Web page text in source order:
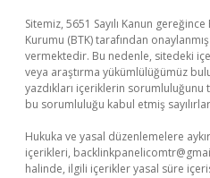
Sitemiz, 5651 Sayılı Kanun
Kurumu (BTK) tarafından
vermektedir. Bu nedenle, sitedeki
veya araştırma yükümlülüğümüz
yazdıkları içeriklerin
bu sorumluluğu kabul etmiş
Hukuka ve yasal düzenlemelere
içerikleri,
halinde, ilgili içerikler yasal süre